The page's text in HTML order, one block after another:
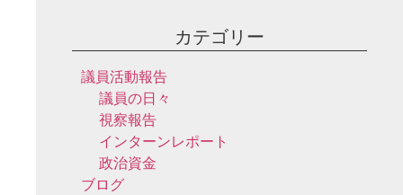
カテゴリー
議員活動報告
議員の日々
視察報告
インターンレポート
政治資金
ブログ